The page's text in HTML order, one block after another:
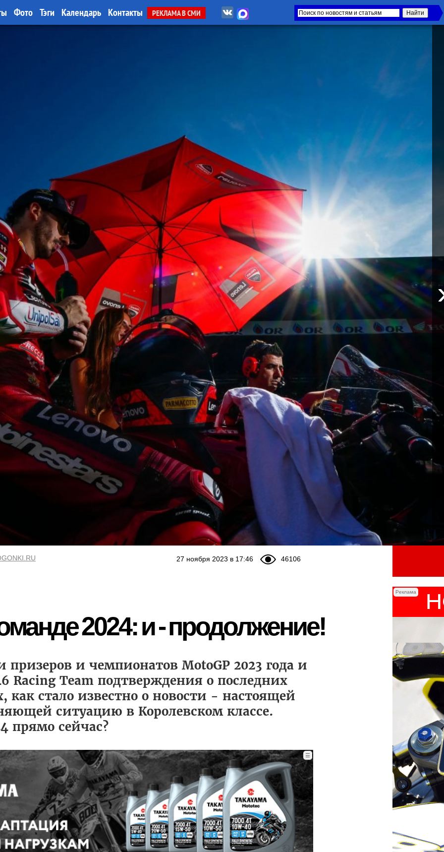
Фото Тэги Календарь Контакты РЕКЛАМА В СМИ
Реклама
46106
27 ноября 2023 в 17:46
2024: и - продолжение!
и чемпионатов MotoGP 2023 года и
Racing Team подтверждения о последних
как стало известно о новости - настоящей
ситуацию в Королевском классе.
прямо сейчас?
☰